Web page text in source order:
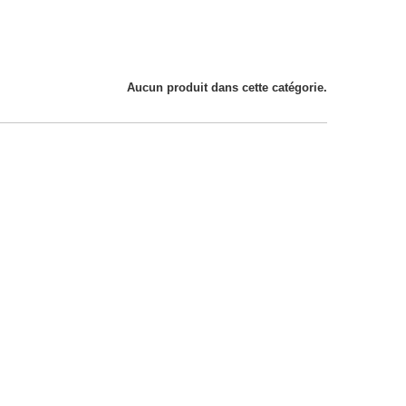
Aucun produit dans cette catégorie.